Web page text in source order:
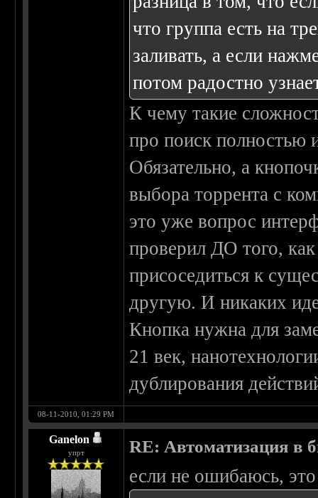
что группа есть на
заливать, а если
потом радостно
К чему такие
про поиск полностью
Обязательно, а
выбора торрента с
это уже вопрос
проверил ДО того,
присоседиться к
другую. И никаких
Кнопка нужна для
21 век,
дублирования
08-11-2010, 01:29 PM
Ganelon
упрт RE: Автоматизация в
если не ошибаюсь,